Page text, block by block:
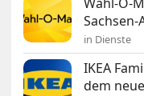
in Dienste
IKEA
dem